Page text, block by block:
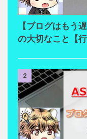
【ブログはもう
の大切なこと【
2